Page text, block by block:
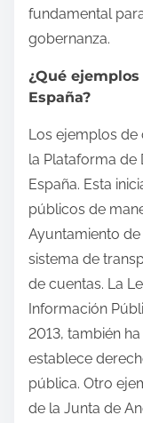
fundamental
gobernanza.
¿Qué
España?
Los ejemplos de
la Plataforma de
España. Esta
públicos de
Ayuntamiento
sistema de
de cuentas. La
Información
2013, también
establece
pública. Otro
de la Junta de